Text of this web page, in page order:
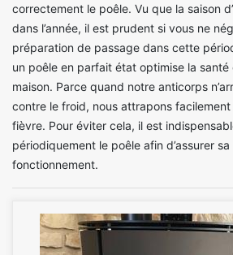
correctement le poêle. Vu que la saison
dans l’année, il est prudent si vous ne
préparation de passage dans cette
un poêle en parfait état optimise la
maison. Parce quand notre anticorps
contre le froid, nous attrapons
fièvre. Pour éviter cela, il est
périodiquement le poêle afin d’assurer
fonctionnement.